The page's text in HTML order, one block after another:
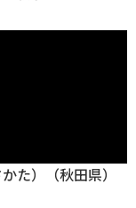
た）（秋田県）